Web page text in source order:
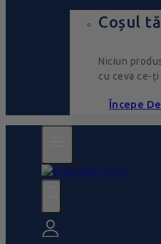
Coșul
Niciun
cu ceva ce-ți
Începe